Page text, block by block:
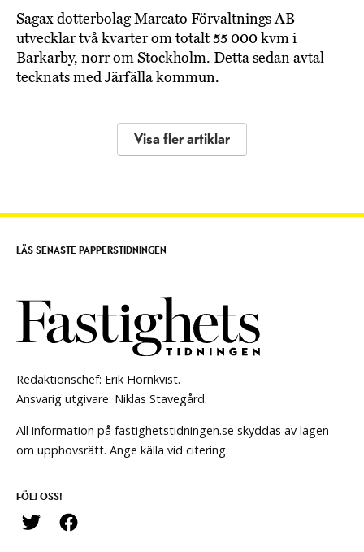
Sagax dotterbolag Marcato Förvaltnings AB
utvecklar två kvarter om totalt 55 000 kvm i
Barkarby, norr om Stockholm. Detta sedan avtal
tecknats med Järfälla kommun.
Visa fler artiklar
Redaktionschef: Erik Hörnkvist.
Ansvarig utgivare: Niklas Stavegård.
All information på fastighetstidningen.se skyddas av lagen
om upphovsrätt. Ange källa vid citering.
FÖLJ OSS!
LÄS SENASTE PAPPERSTIDNINGEN